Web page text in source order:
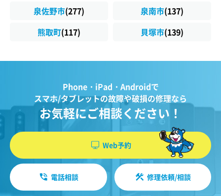
泉佐野市(277) 泉南市(137)
熊取町(117) 貝塚市(139)
Phone・iPad・Androidで
スマホ/タブレットの故障や破損の修理なら
お気軽にご相談ください！
Web予約
電話相談 修理依頼/相談